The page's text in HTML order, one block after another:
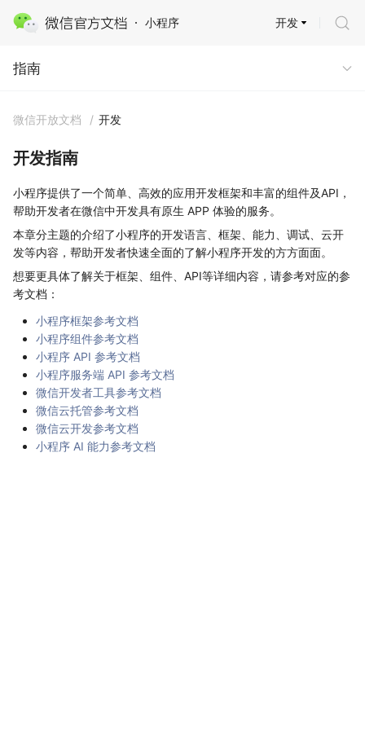
小程序
指南
开发
指南
微信开放文档 / 开发
开发指南
小程序提供了一个简单、高效的应用开发框架和丰富的组件及API，
帮助开发者在微信中开发具有原生 APP 体验的服务。
本章分主题的介绍了小程序的开发语言、框架、能力、调试、云开
发等内容，帮助开发者快速全面的了解小程序开发的方方面面。
想要更具体了解关于框架、组件、API等详细内容，请参考对应的参
考文档：
小程序框架参考文档
小程序组件参考文档
小程序 API 参考文档
小程序服务端 API 参考文档
微信开发者工具参考文档
微信云托管参考文档
微信云开发参考文档
小程序 AI 能力参考文档